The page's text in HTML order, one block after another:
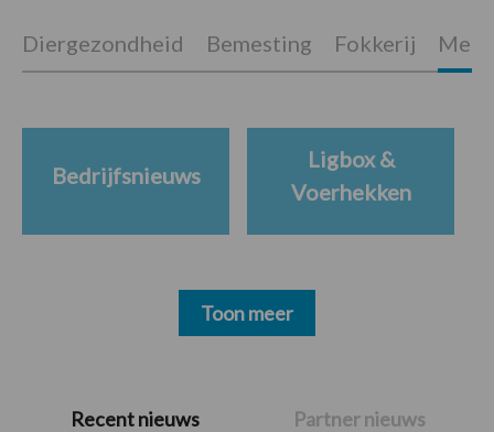
PrimaireRecent nieuws Partner nieuws
Diergezondheid Bemesting Fokkerij
Bedrijfsnieuws
Ligbox &
Voerhekken
Toon meer